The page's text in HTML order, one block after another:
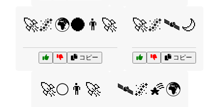
🚀🌌🌍🌑👨‍🚀
コピー
🚀🌌🛰️🌙
コピー
🚀🌕👨‍🚀 🛰️🌌🌠🌍